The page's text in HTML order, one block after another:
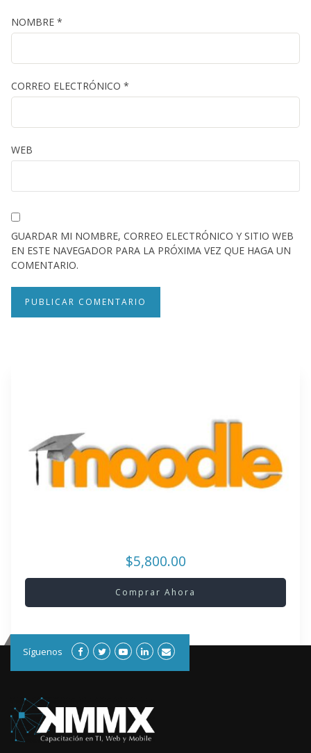
NOMBRE *
CORREO ELECTRÓNICO *
WEB
GUARDAR MI NOMBRE, CORREO ELECTRÓNICO Y SITIO WEB
EN ESTE NAVEGADOR PARA LA PRÓXIMA VEZ QUE HAGA UN
COMENTARIO.
$5,800.00
Comprar Ahora
Síguenos